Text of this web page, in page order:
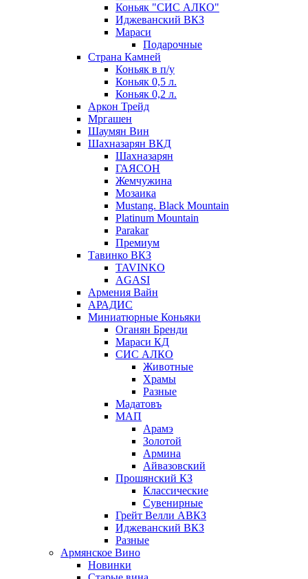
Коньяк "СИС АЛКО"
Иджеванский ВКЗ
Мараси
Подарочные
Страна Камней
Коньяк в п/у
Коньяк 0,5 л.
Коньяк 0,2 л.
Аркон Трейд
Мргашен
Шаумян Вин
Шахназарян ВКД
Шахназарян
ГАЯСОН
Жемчужина
Мозаика
Mustang. Black Mountain
Platinum Mountain
Parakar
Премиум
Тавинко ВКЗ
TAVINKO
AGASI
Армения Вайн
АРАДИС
Миниатюрные Коньяки
Оганян Бренди
Мараси КД
СИС АЛКО
Животные
Храмы
Разные
Мадатовъ
МАП
Арамэ
Золотой
Армина
Айвазовский
Прошянский КЗ
Классические
Сувенирные
Грейт Велли АВКЗ
Иджеванский ВКЗ
Разные
Армянское Вино
Новинки